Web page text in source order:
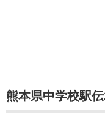
熊本県中学校駅